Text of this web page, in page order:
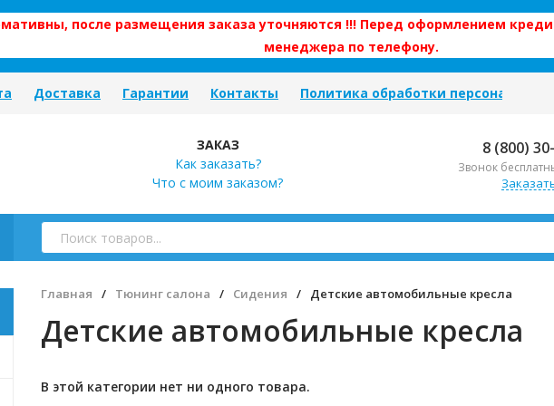
после размещения заказа уточняются !!! Перед оформлением
менеджера по телефону.
Доставка Гарантии Контакты Политика обработки персональных
ЗАКАЗ
Как заказать?
Что с моим заказом?
8 (800)
Звонок
Главная / Тюнинг салона / Сидения / Детские автомобильные кресла
Детские автомобильные кресла
В этой категории нет ни одного товара.